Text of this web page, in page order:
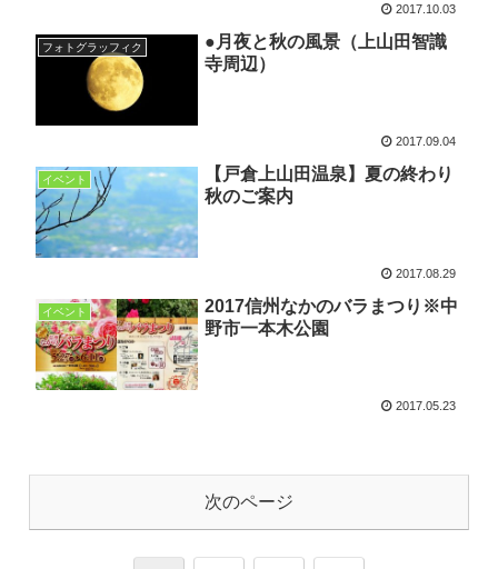
2017.10.03
フォトグラッフィク
●月夜と秋の風景（上山田智識
寺周辺）
2017.09.04
イベント
【戸倉上山田温泉】夏の終わり
秋のご案内
2017.08.29
イベント
2017信州なかのバラまつり※中
野市一本木公園
2017.05.23
次のページ